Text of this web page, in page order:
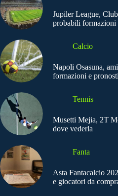
Jupiler League,
probabili formazioni
Calcio
Napoli Osasuna,
formazioni e
Tennis
Musetti Mejia, 2T
dove vederla
Fanta
Asta Fantacalcio
e giocatori da